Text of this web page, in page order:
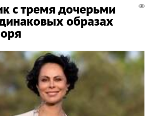
с тремя дочерьми
образах